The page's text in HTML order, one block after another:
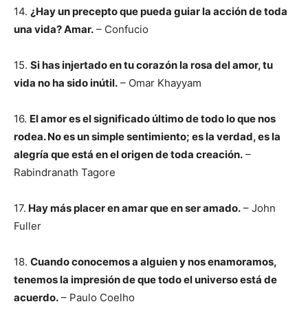
14. ¿Hay un precepto que pueda guiar la acción de toda
una vida? Amar. – Confucio
15. Si has injertado en tu corazón la rosa del amor, tu
vida no ha sido inútil. – Omar Khayyam
16. El amor es el significado último de todo lo que nos
rodea. No es un simple sentimiento; es la verdad, es la
alegría que está en el origen de toda creación. –
Rabindranath Tagore
17. Hay más placer en amar que en ser amado. – John
Fuller
18. Cuando conocemos a alguien y nos enamoramos,
tenemos la impresión de que todo el universo está de
acuerdo. – Paulo Coelho